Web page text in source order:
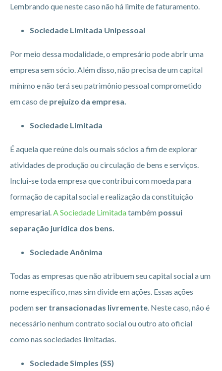
Lembrando que neste caso não há limite de faturamento.
Sociedade Limitada Unipessoal
Por meio dessa modalidade, o empresário pode abrir uma
empresa sem sócio. Além disso, não precisa de um capital
mínimo e não terá seu patrimônio pessoal comprometido
em caso de prejuízo da empresa.
Sociedade Limitada
É aquela que reúne dois ou mais sócios a fim de explorar
atividades de produção ou circulação de bens e serviços.
Inclui-se toda empresa que contribui com moeda para
formação de capital social e realização da constituição
empresarial.A Sociedade Limitadatambém possui
separação jurídica dos bens.
Sociedade Anônima
Todas as empresas que não atribuem seu capital social a um
nome específico, mas sim divide em ações. Essas ações
podem ser transacionadas livremente. Neste caso, não é
necessário nenhum contrato social ou outro ato oficial
como nas sociedades limitadas.
Sociedade Simples (SS)